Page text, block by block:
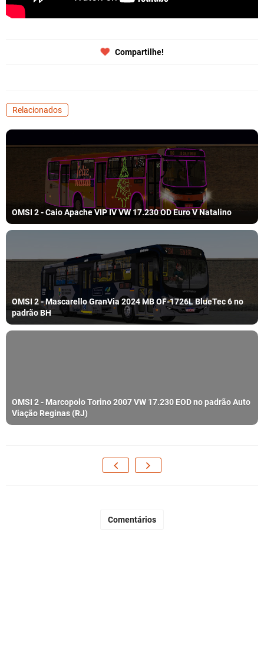
Compartilhe!
Relacionados
OMSI 2 - Caio Apache VIP IV VW 17.230 OD Euro V Natalino
OMSI 2 - Mascarello GranVia 2024 MB OF-1726L BlueTec 6 no
padrão BH
OMSI 2 - Marcopolo Torino 2007 VW 17.230 EOD no padrão Auto
Viação Reginas (RJ)
Comentários